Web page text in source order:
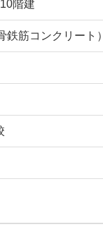
階建
鉄筋コンクリート）